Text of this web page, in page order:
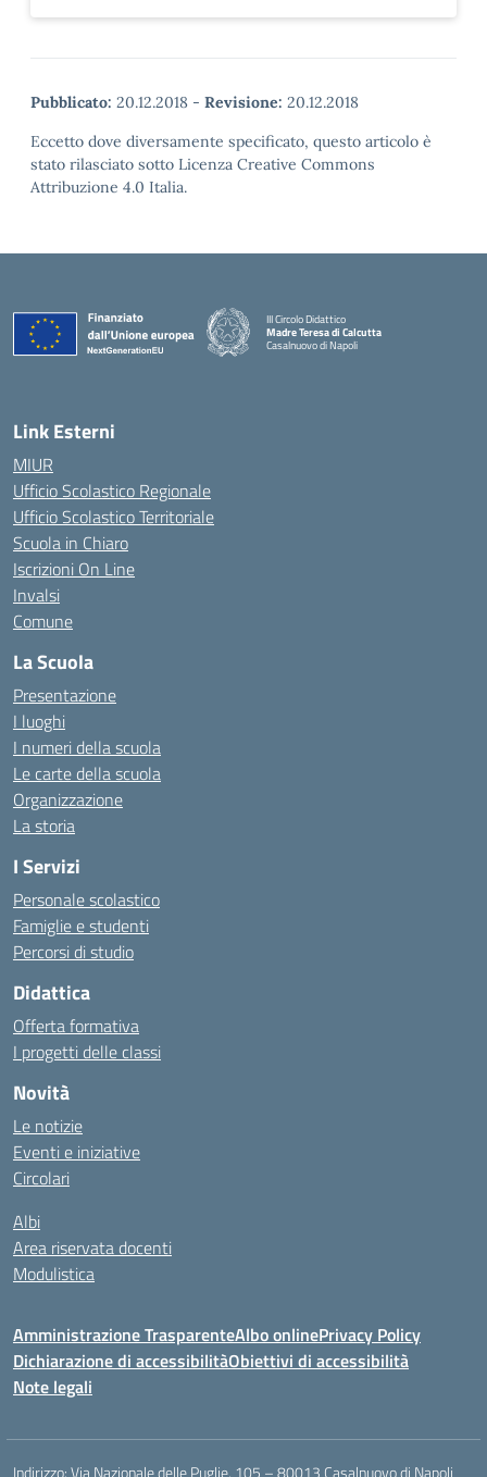
Pubblicato: 20.12.2018 - Revisione: 20.12.2018
Eccetto dove diversamente specificato, questo articolo è
stato rilasciato sotto Licenza Creative Commons
Attribuzione 4.0 Italia.
III Circolo Didattico
Madre Teresa di Calcutta
Casalnuovo di Napoli
— Visita la pagina iniziale della scuola
Link Esterni
MIUR
Ufficio Scolastico Regionale
Ufficio Scolastico Territoriale
Scuola in Chiaro
Iscrizioni On Line
Invalsi
Comune
La Scuola
Presentazione
I luoghi
I numeri della scuola
Le carte della scuola
Organizzazione
La storia
I Servizi
Personale scolastico
Famiglie e studenti
Percorsi di studio
Didattica
Offerta formativa
I progetti delle classi
Novità
Le notizie
Eventi e iniziative
Circolari
Albi
Area riservata docenti
Modulistica
Amministrazione TrasparenteAlbo onlinePrivacy Policy
Dichiarazione di accessibilitàObiettivi di accessibilità
Note legali
Indirizzo:Via Nazionale delle Puglie, 105 – 80013 Casalnuovo di Napoli